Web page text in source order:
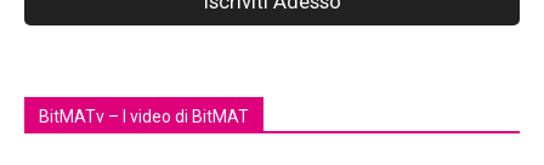
BitMATv – I video di BitMAT